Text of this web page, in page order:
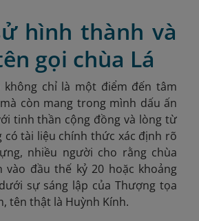
hình thành và
gọi chùa Lá
không chỉ là một điểm đến tâm
còn mang trong mình dấu ấn
tinh thần cộng đồng và lòng từ
có tài liệu chính thức xác định rõ
nhiều người cho rằng chùa
vào đầu thế kỷ 20 hoặc khoảng
sự sáng lập của Thượng tọa
tên thật là Huỳnh Kính.